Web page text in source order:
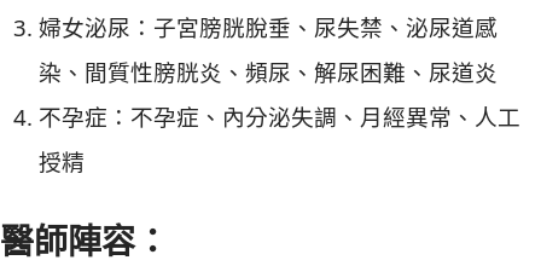
婦女泌尿：子宮膀胱脫垂、尿失禁、泌尿道感
染、間質性膀胱炎、頻尿、解尿困難、尿道炎
不孕症：不孕症、內分泌失調、月經異常、人工
授精
醫師陣容：